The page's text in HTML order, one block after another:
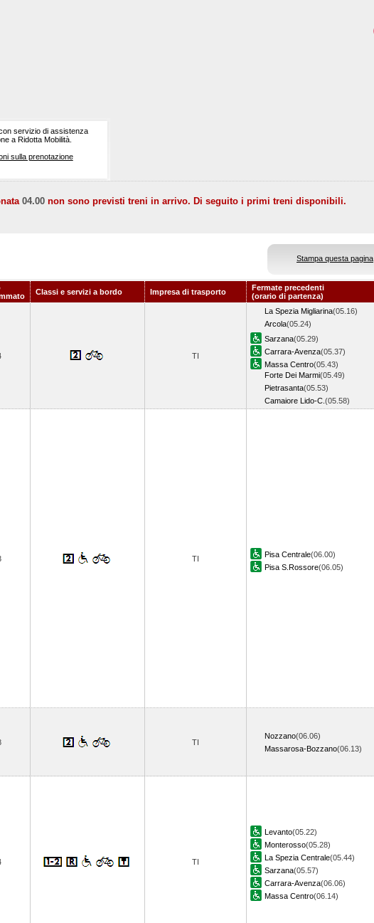
servizio di assistenza
a Ridotta Mobilità.
sulla prenotazione
04.00 non sono previsti treni in arrivo. Di seguito i primi treni disponibili.
Stampa questa pagina
Classi e servizi a bordo Impresa di trasporto
Fermate precedenti
(orario di partenza)
TI
La Spezia Migliarina(05.16)
Arcola(05.24)
Sarzana(05.29)
Carrara-Avenza(05.37)
Massa Centro(05.43)
Forte Dei Marmi(05.49)
Pietrasanta(05.53)
Camaiore Lido-C. (05.58)
TI Pisa Centrale(06.00)
Pisa S.Rossore(06.05)
TI
Nozzano(06.06)
Massarosa-Bozzano(06.13)
TI
Levanto(05.22)
Monterosso(05.28)
La Spezia Centrale(05.44)
Sarzana(05.57)
Carrara-Avenza(06.06)
Massa Centro(06.14)